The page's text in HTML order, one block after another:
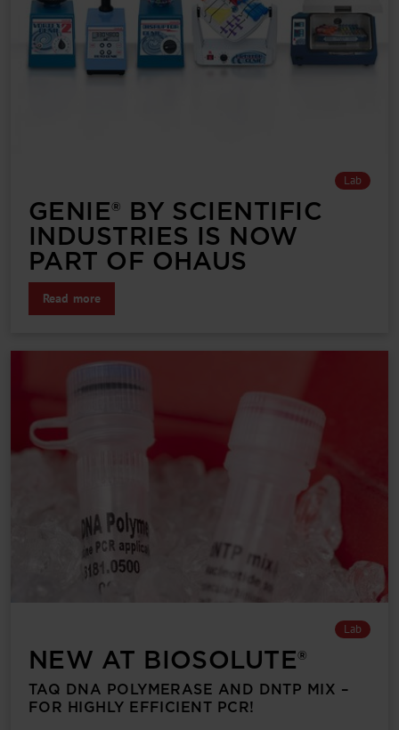
Lab
GENIE® BY SCIENTIFIC
INDUSTRIES IS NOW
PART OF OHAUS
Read more
Lab
NEW AT BIOSOLUTE®
TAQ DNA POLYMERASE AND DNTP MIX –
FOR HIGHLY EFFICIENT PCR!